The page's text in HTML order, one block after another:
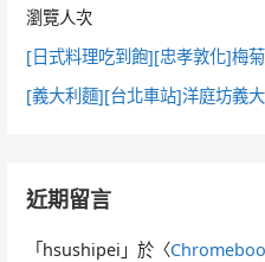
瀏覽人次
[日式料理吃到飽][忠孝敦化]梅
[義大利麵][台北車站]洋庭坊義
近期留言
「hsushipei 」於〈